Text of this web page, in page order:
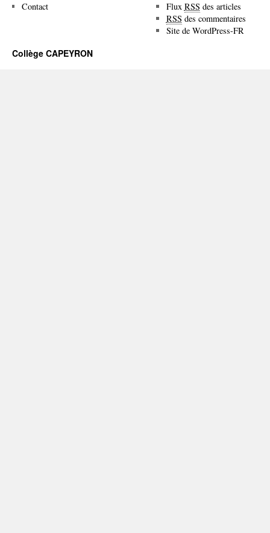
Contact Flux RSS des articles
RSS des commentaires
Site de WordPress-FR
Collège CAPEYRON